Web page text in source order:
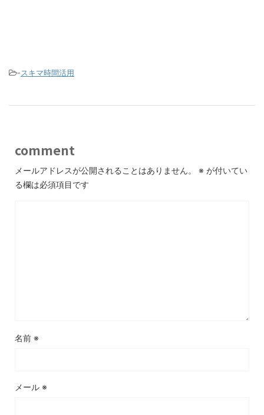
-スキマ時間活用
comment
メールアドレスが公開されることはありません。 ※ が付いてい
る欄は必須項目です
名前 ※
メール ※